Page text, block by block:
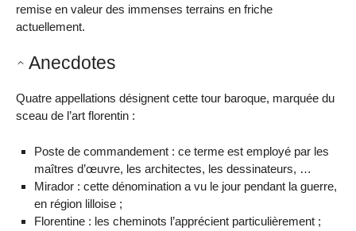
remise en valeur des immenses terrains en friche
actuellement.
Anecdotes
Quatre appellations désignent cette tour baroque, marquée du
sceau de l’art florentin :
Poste de commandement : ce terme est employé par les
maîtres d’œuvre, les architectes, les dessinateurs, …
Mirador : cette dénomination a vu le jour pendant la guerre,
en région lilloise ;
Florentine : les cheminots l’apprécient particulièrement ;